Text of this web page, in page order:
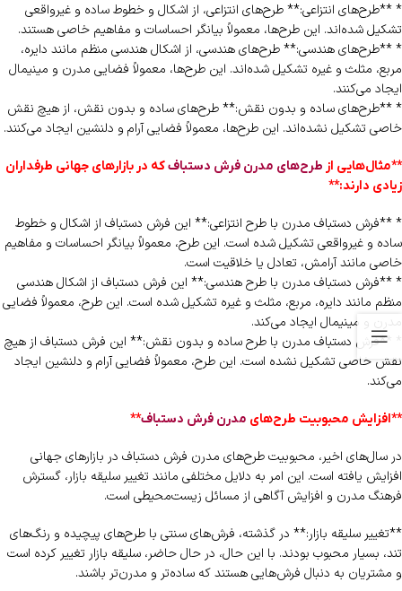
* **طرح‌های انتزاعی:** طرح‌های انتزاعی، از اشکال و خطوط ساده و غیرواقعی
تشکیل شده‌اند. این طرح‌ها، معمولاً بیانگر احساسات و مفاهیم خاصی هستند.
* **طرح‌های هندسی:** طرح‌های هندسی، از اشکال هندسی منظم مانند دایره،
مربع، مثلث و غیره تشکیل شده‌اند. این طرح‌ها، معمولاً فضایی مدرن و مینیمال
ایجاد می‌کنند.
* **طرح‌های ساده و بدون نقش:** طرح‌های ساده و بدون نقش، از هیچ نقش
خاصی تشکیل نشده‌اند. این طرح‌ها، معمولاً فضایی آرام و دلنشین ایجاد می‌کنند.
**مثال‌هایی از طرح‌های مدرن فرش دستبافکه در بازارهای جهانی طرفداران
زیادی دارند:**
* **فرش دستباف مدرن با طرح انتزاعی:** این فرش دستباف از اشکال و خطوط
ساده و غیرواقعی تشکیل شده است. این طرح، معمولاً بیانگر احساسات و مفاهیم
خاصی مانند آرامش، تعادل یا خلاقیت است.
* **فرش دستباف مدرن با طرح هندسی:** این فرش دستباف از اشکال هندسی
منظم مانند دایره، مربع، مثلث و غیره تشکیل شده است. این طرح، معمولاً فضایی
مدرن و مینیمال ایجاد می‌کند.
* **فرش دستباف مدرن با طرح ساده و بدون نقش:** این فرش دستباف از هیچ
نقش خاصی تشکیل نشده است. این طرح، معمولاً فضایی آرام و دلنشین ایجاد
می‌کند.
**افزایش محبوبیت طرح‌های مدرن فرش دستباف**
در سال‌های اخیر، محبوبیت طرح‌های مدرن فرش دستباف در بازارهای جهانی
افزایش یافته است. این امر به دلایل مختلفی مانند تغییر سلیقه بازار، گسترش
فرهنگ مدرن و افزایش آگاهی از مسائل زیست‌محیطی است.
**تغییر سلیقه بازار:** در گذشته، فرش‌های سنتی با طرح‌های پیچیده و رنگ‌های
تند، بسیار محبوب بودند. با این حال، در حال حاضر، سلیقه بازار تغییر کرده است
و مشتریان به دنبال فرش‌هایی هستند که ساده‌تر و مدرن‌تر باشند.